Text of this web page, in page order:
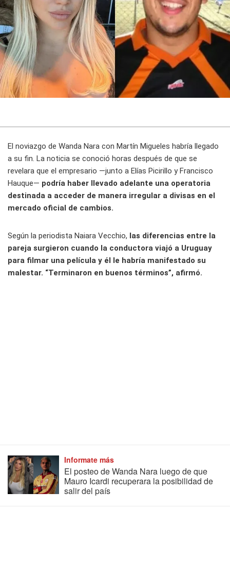
El noviazgo de Wanda Nara con Martín Migueles habría llegado
a su fin. La noticia se conoció horas después de que se
revelara que el empresario —junto a Elías Picirillo y Francisco
Hauque— podría haber llevado adelante una operatoria
destinada a acceder de manera irregular a divisas en el
mercado oficial de cambios.
Según la periodista Naiara Vecchio, las diferencias entre la
pareja surgieron cuando la conductora viajó a Uruguay
para filmar una película y él le habría manifestado su
malestar. “Terminaron en buenos términos”, afirmó.
Informate más
El posteo de Wanda Nara luego de que
Mauro Icardi recuperara la posibilidad de
salir del país